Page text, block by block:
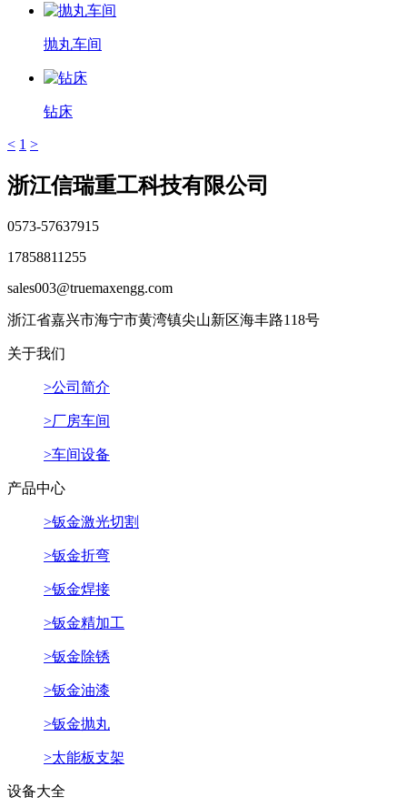
抛丸车间
钻床
< 1 >
浙江信瑞重工科技有限公司
0573-57637915
17858811255
sales003@truemaxengg.com
浙江省嘉兴市海宁市黄湾镇尖山新区海丰路118号
关于我们
>公司简介
>厂房车间
>车间设备
产品中心
>钣金激光切割
>钣金折弯
>钣金焊接
>钣金精加工
>钣金除锈
>钣金油漆
>钣金抛丸
>太能板支架
设备大全